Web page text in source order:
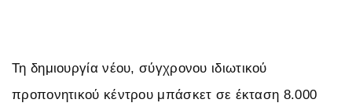
Τη δημιουργία νέου, σύγχρονου ιδιωτικού
προπονητικού κέντρου μπάσκετ σε έκταση 8.000